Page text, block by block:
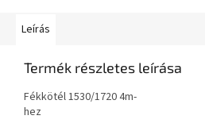
Leírás
Termék részletes leírása
Fékkötél 1530/1720 4m-
hez